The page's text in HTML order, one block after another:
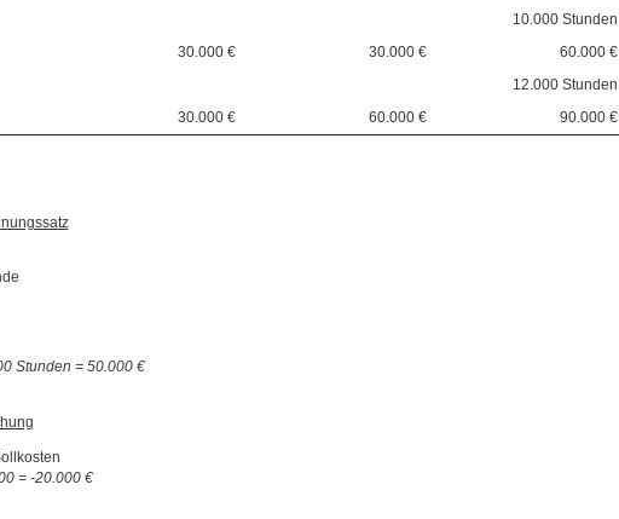
10.000 Stunden
30.000 € 30.000 €
60.000 €
12.000 Stunden
30.000 € 60.000 € 90.000 €
Stunden = 50.000 €
= -20.000 €